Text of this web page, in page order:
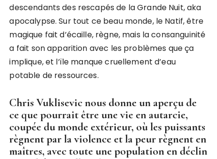
descendants des rescapés de la Grande Nuit, aka
apocalypse. Sur tout ce beau monde, le Natif, être
magique fait d’écaille, règne, mais la consanguinité
a fait son apparition avec les problèmes que ça
implique, et l’ïle manque cruellement d’eau
potable de ressources.
Chris Vuklisevicnous donne un aperçu de
ce que pourrait être une vie en autarcie,
coupée du monde extérieur, où les puissants
règnent par la violence et la peur règnent en
maîtres, avec toute une population en déclin